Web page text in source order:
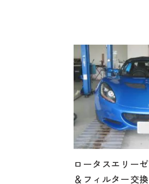
ロータスエリー
＆フィルター交